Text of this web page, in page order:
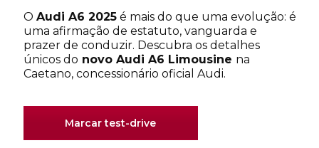
Aceito a política de privacidade de dados.*
Autorizo o tratamento dos meus dados pessoais
para marketing de produtos e serviços
comercializados pelas sociedades participadas
da Caetano Automotive Portugal, S.A. (Caetano),
Caetano Auto, SGPS, S.A. e pelas sociedades
importadoras e/ou fabricantes da marca do
veículo que seja adquirido, objeto de prestação
de serviços, que foi experimentado ou em que
O Audi A6 2025é mais do que uma evolução: é
uma afirmação de estatuto, vanguarda e
prazer de conduzir. Descubra os detalhes
únicos do novo Audi A6 Limousine na
Caetano, concessionário oficial Audi.
Marcar test-drive